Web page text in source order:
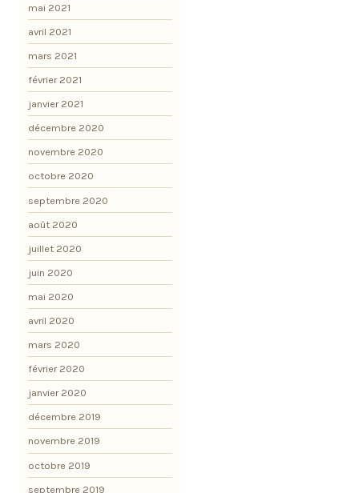
mai 2021
avril 2021
mars 2021
février 2021
janvier 2021
décembre 2020
novembre 2020
octobre 2020
septembre 2020
août 2020
juillet 2020
juin 2020
mai 2020
avril 2020
mars 2020
février 2020
janvier 2020
décembre 2019
novembre 2019
octobre 2019
septembre 2019